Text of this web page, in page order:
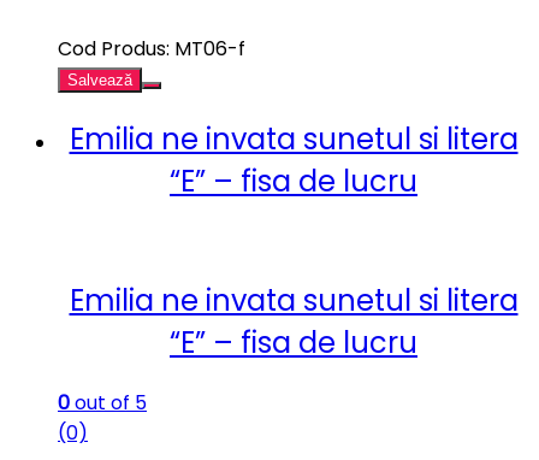
Cod Produs: MT06-f
Salvează
Emilia ne invata sunetul si litera
“E” – fisa de lucru
Emilia ne invata sunetul si litera
“E” – fisa de lucru
0out of 5
(0)